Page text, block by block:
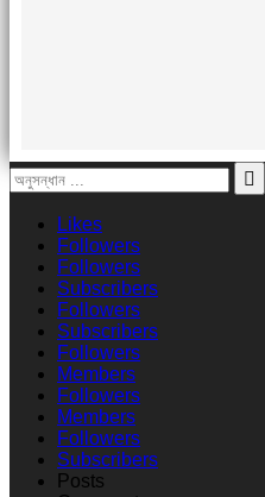
Likes
Followers
Followers
Subscribers
Followers
Subscribers
Followers
Members
Followers
Members
Followers
Subscribers
Posts